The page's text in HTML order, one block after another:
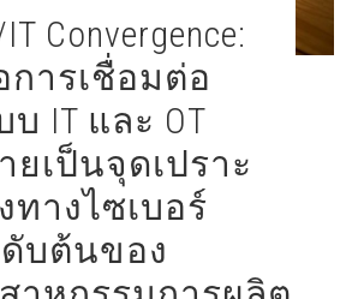
การเชื่อมต่อ
บ IT และ OT
ยเป็นจุดเปราะ
ทางไซเบอร์
บต้นของ